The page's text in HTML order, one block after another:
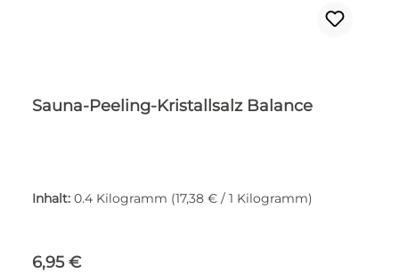
Sauna-Peeling-Kristallsalz Balance
Inhalt: 0.4 Kilogramm (17,38 € / 1 Kilogramm)
Regulärer Preis:
6,95 €